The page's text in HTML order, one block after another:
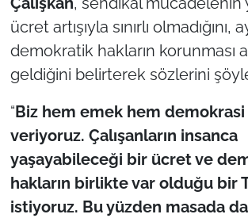
ücret artışıyla sınırlı olmadığını,
demokratik hakların korunması
geldiğini belirterek sözlerini
“Biz hem emek hem
veriyoruz. Çalışanların insanca
yaşayabileceği bir ücret ve
hakların birlikte var olduğu bir
istiyoruz. Bu yüzden masada